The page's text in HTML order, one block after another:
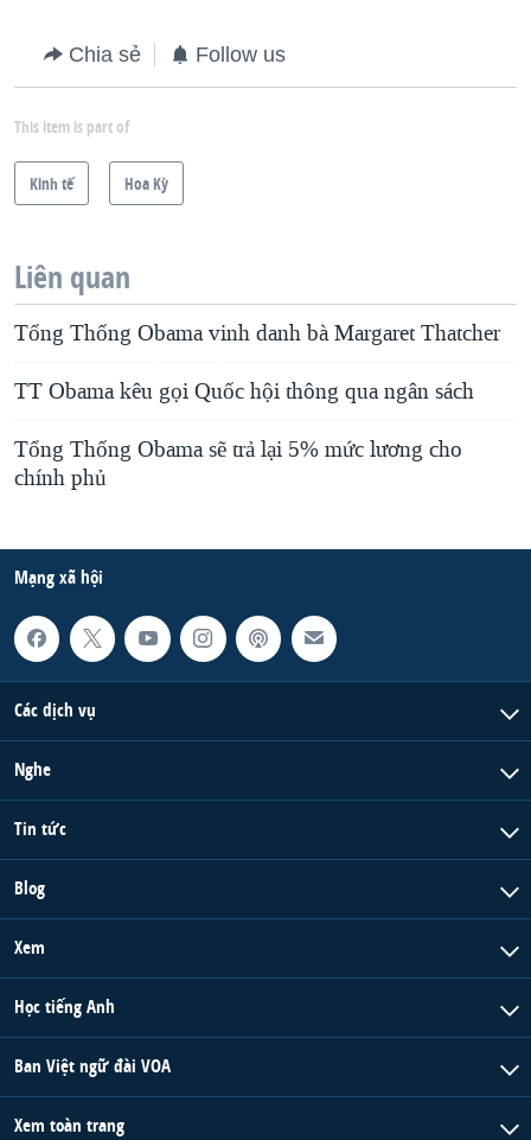
Chia sẻ Follow us
This item is part of
Kinh tế Hoa Kỳ
Liên quan
Tổng Thống Obama vinh danh bà Margaret Thatcher
TT Obama kêu gọi Quốc hội thông qua ngân sách
Tổng Thống Obama sẽ trả lại 5% mức lương cho
chính phủ
Mạng xã hội
Các dịch vụ
Nghe
Tin tức
Blog
Xem
Học tiếng Anh
Ban Việt ngữ đài VOA
Xem toàn trang